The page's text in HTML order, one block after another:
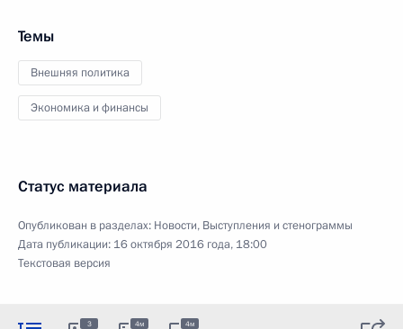
Темы
Внешняя политика
Экономика и финансы
Статус материала
Опубликован в разделах: Новости, Выступления и стенограммы
Дата публикации: 16 октября 2016 года, 18:00
Текстовая версия
3 4м 4м